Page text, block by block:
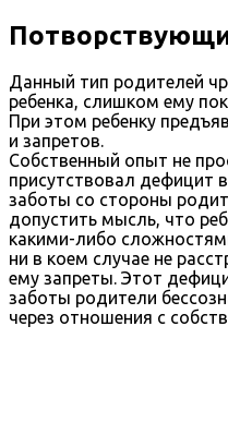
Данный тип родителей
ребенка, слишком ему
При этом ребенку
и запретов.
Собственный опыт не
присутствовал дефицит
заботы со стороны
допустить мысль, что
какими-либо
ни в коем случае не
ему запреты. Этот
заботы родители
через отношения с